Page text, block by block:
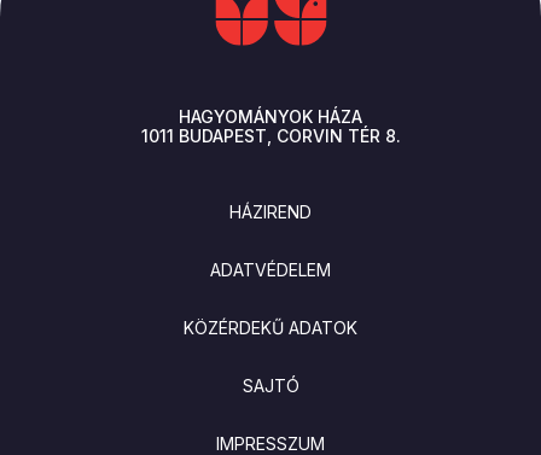
HAGYOMÁNYOK HÁZA
1011 BUDAPEST CORVIN TÉR 8.
HÁZIREND
ADATVÉDELEM
KÖZÉRDEKŰ ADATOK
SAJTÓ
IMPRESSZUM